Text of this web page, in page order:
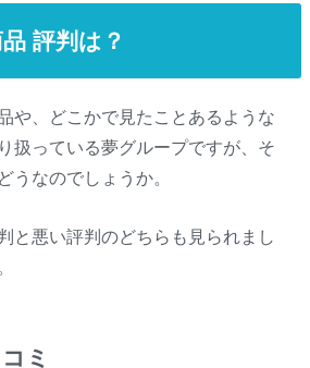
評判は？
や、どこかで見たことあるような
扱っている夢グループですが、そ
うなのでしょうか。
と悪い評判のどちらも見られまし
ミ